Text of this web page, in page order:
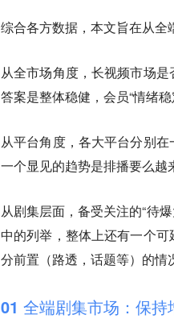
综合各方数据，本文旨在从全
从全市场角度，长视频市场
答案是整体稳健，会员“情绪
从平台角度，各大平台分别
一个显见的趋势是排播要么越
从剧集层面，备受关注的“待
中的列举，整体上还有一个
分前置（路透，话题等）的情
01 全端剧集市场：保持